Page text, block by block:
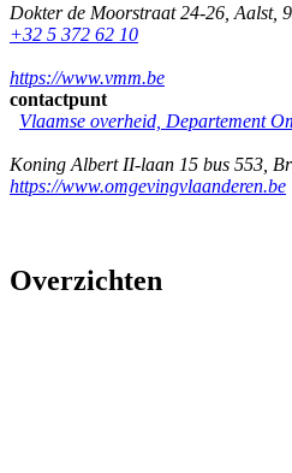
Dokter de Moorstraat 24-26 Aalst,
+32 5 372 62 10
https://www.vmm.be
contactpunt
Vlaamse overheid, Departement
Koning Albert II-laan 15 bus 553
https://www.omgevingvlaanderen.be
Overzichten